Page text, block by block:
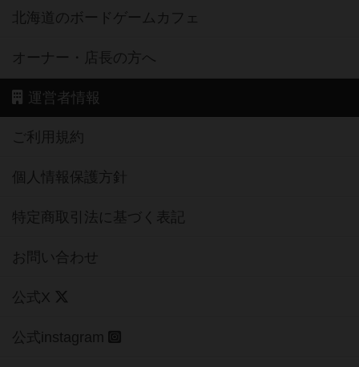
北海道のボードゲームカフェ
オーナー・店長の方へ
運営者情報
ご利用規約
個人情報保護方針
特定商取引法に基づく表記
お問い合わせ
公式X
公式instagram